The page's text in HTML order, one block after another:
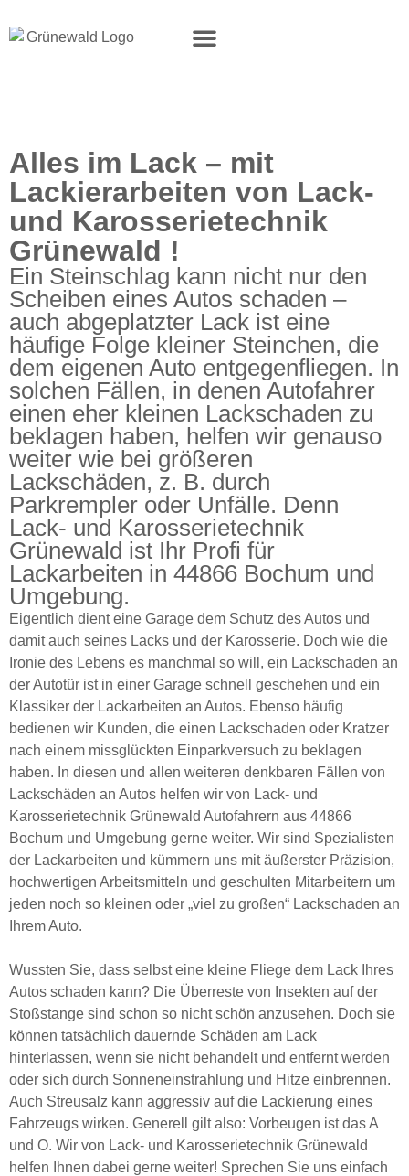
Alles im Lack – mit
Lackierarbeiten von Lack-
und Karosserietechnik
Grünewald !
Ein Steinschlag kann nicht nur den
Scheiben eines Autos schaden –
auch abgeplatzter Lack ist eine
häufige Folge kleiner Steinchen, die
dem eigenen Auto entgegenfliegen. In
solchen Fällen, in denen Autofahrer
einen eher kleinen Lackschaden zu
beklagen haben, helfen wir genauso
weiter wie bei größeren
Lackschäden, z. B. durch
Parkrempler oder Unfälle. Denn
Lack- und Karosserietechnik
Grünewald ist Ihr Profi für
Lackarbeiten in 44866 Bochum und
Umgebung.
Eigentlich dient eine Garage dem Schutz des Autos und
damit auch seines Lacks und der Karosserie. Doch wie die
Ironie des Lebens es manchmal so will, ein Lackschaden an
der Autotür ist in einer Garage schnell geschehen und ein
Klassiker der Lackarbeiten an Autos. Ebenso häufig
bedienen wir Kunden, die einen Lackschaden oder Kratzer
nach einem missglückten Einparkversuch zu beklagen
haben. In diesen und allen weiteren denkbaren Fällen von
Lackschäden an Autos helfen wir von Lack- und
Karosserietechnik Grünewald Autofahrern aus 44866
Bochum und Umgebung gerne weiter. Wir sind Spezialisten
der Lackarbeiten und kümmern uns mit äußerster Präzision,
hochwertigen Arbeitsmitteln und geschulten Mitarbeitern um
jeden noch so kleinen oder „viel zu großen“ Lackschaden an
Ihrem Auto.
Wussten Sie, dass selbst eine kleine Fliege dem Lack Ihres
Autos schaden kann? Die Überreste von Insekten auf der
Stoßstange sind schon so nicht schön anzusehen. Doch sie
können tatsächlich dauernde Schäden am Lack
hinterlassen, wenn sie nicht behandelt und entfernt werden
oder sich durch Sonneneinstrahlung und Hitze einbrennen.
Auch Streusalz kann aggressiv auf die Lackierung eines
Fahrzeugs wirken. Generell gilt also: Vorbeugen ist das A
und O. Wir von Lack- und Karosserietechnik Grünewald
helfen Ihnen dabei gerne weiter! Sprechen Sie uns einfach